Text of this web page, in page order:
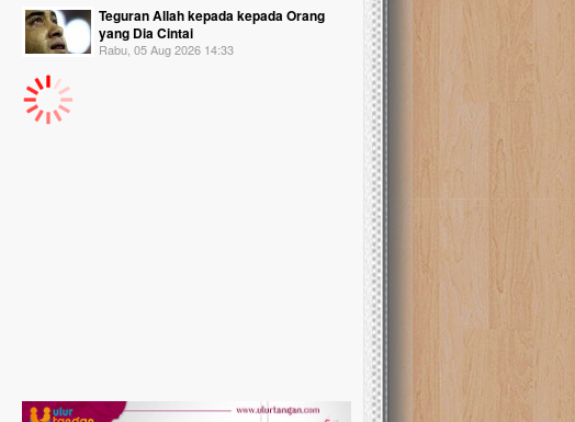
Teguran Allah kepada kepada Orang
yang Dia Cintai
Rabu, 05 Aug 2026 14:33